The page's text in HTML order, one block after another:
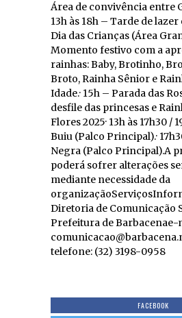
Área de convivência entre
13h às 18h – Tarde de
Dia das Crianças (Área
Momento festivo com a
rainhas: Baby, Brotinho,
Broto, Rainha Sênior e
Idade.· 15h – Parada das Rosas e Flores –
desfile das princesas e
Flores 2025· 13h às 17h30 / 19h às 20h – DJ
Buiu (Palco Principal).· 17h30 – Show Raça
Negra (Palco Principal).A
poderá sofrer alterações
mediante necessidade da
Diretoria de Comunicação
Prefeitura de Barbacenae-
telefone: (32) 3198-0958
FACEBOOK